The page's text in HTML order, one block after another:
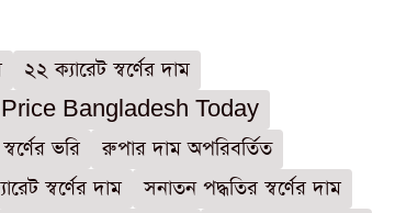
২২ ক্যারেট স্বর্ণের দাম
Bangladesh Today
ভরি
রুপার দাম অপরিবর্তিত
স্বর্ণের দাম
সনাতন পদ্ধতির স্বর্ণের দাম